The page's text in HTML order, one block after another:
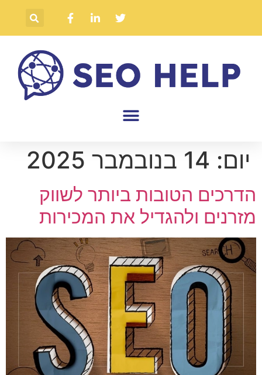
יום: 14 בנובמבר 2025
הדרכים הטובות ביותר לשווק
מזרנים ולהגדיל את המכירות